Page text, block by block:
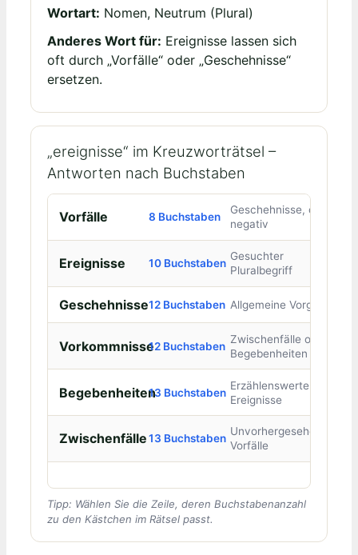
Wortart: Nomen, Neutrum (Plural)
Anderes Wort für: Ereignisse lassen sich
oft durch „Vorfälle“ oder „Geschehnisse“
ersetzen.
„ereignisse“ im Kreuzworträtsel –
Antworten nach Buchstaben
Vorfälle 8 Buchstaben
Geschehnisse, oft
negativ
Ereignisse 10 Buchstaben
Gesuchter
Pluralbegriff
Geschehnisse12 Buchstaben Allgemeine Vorgänge
Vorkommnisse12 Buchstaben
Zwischenfälle oder
Begebenheiten
Begebenheiten13 Buchstaben
Erzählenswerte
Ereignisse
Zwischenfälle13 Buchstaben
Unvorhergesehene
Vorfälle
Tipp: Wählen Sie die Zeile, deren Buchstabenanzahl
zu den Kästchen im Rätsel passt.